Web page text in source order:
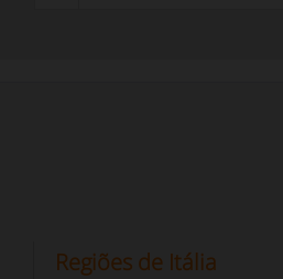
Regiões de Itália